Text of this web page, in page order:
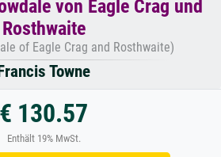
von Eagle Crag und
Rosthwaite
of Eagle Crag and Rosthwaite)
Towne
€ 130.57
Enthält 19% MwSt.